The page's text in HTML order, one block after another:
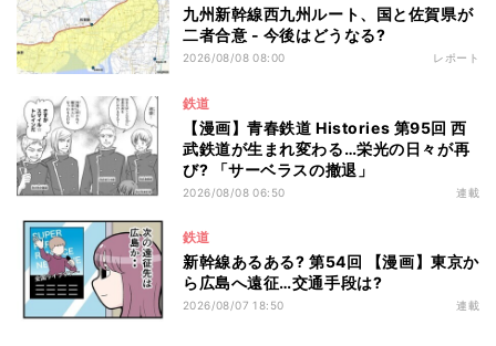
九州新幹線西九州ルート、国と佐賀県が
二者合意 - 今後はどうなる?
2026/08/08 08:00 レポート
鉄道
【漫画】青春鉄道 Histories 第95回 西
武鉄道が生まれ変わる…栄光の日々が再
び? 「サーベラスの撤退」
2026/08/08 06:50 連載
鉄道
新幹線あるある? 第54回 【漫画】東京か
ら広島へ遠征…交通手段は?
2026/08/07 18:50 連載